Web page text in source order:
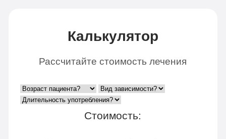
Калькулятор
Рассчитайте стоимость лечения
Стоимость: